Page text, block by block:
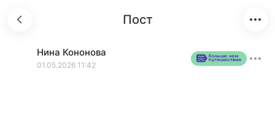
Пост
Нина Кононова
01.05.2026 11:42